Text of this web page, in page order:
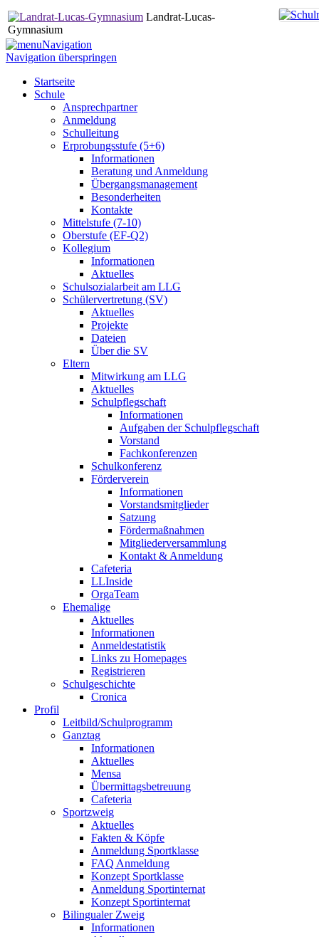
Landrat-Lucas-
Gymnasium
Navigation
Navigation überspringen
Startseite
Schule
Ansprechpartner
Anmeldung
Schulleitung
Erprobungsstufe (5+6)
Informationen
Beratung und Anmeldung
Übergangsmanagement
Besonderheiten
Kontakte
Mittelstufe (7-10)
Oberstufe (EF-Q2)
Kollegium
Informationen
Aktuelles
Schulsozialarbeit am LLG
Schülervertretung (SV)
Aktuelles
Projekte
Dateien
Über die SV
Eltern
Mitwirkung am LLG
Aktuelles
Schulpflegschaft
Informationen
Aufgaben der Schulpflegschaft
Vorstand
Fachkonferenzen
Schulkonferenz
Förderverein
Informationen
Vorstandsmitglieder
Satzung
Fördermaßnahmen
Mitgliederversammlung
Kontakt & Anmeldung
Cafeteria
LLInside
OrgaTeam
Ehemalige
Aktuelles
Informationen
Anmeldestatistik
Links zu Homepages
Registrieren
Schulgeschichte
Cronica
Profil
Leitbild/Schulprogramm
Ganztag
Informationen
Aktuelles
Mensa
Übermittagsbetreuung
Cafeteria
Sportzweig
Aktuelles
Fakten & Köpfe
Anmeldung Sportklasse
FAQ Anmeldung
Konzept Sportklasse
Anmeldung Sportinternat
Konzept Sportinternat
Bilingualer Zweig
Informationen